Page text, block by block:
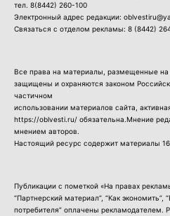
тел. 8(8442) 260-100
Электронный адрес редакции:
Связаться с отделом рекламы: 8 (8442)
Все права на материалы, размещенные на
защищены и охраняются законом
частичном
использовании материалов сайта,
https://oblvesti.ru/ обязательна.Мнение
мнением авторов.
Настоящий ресурс содержит материалы
Публикации с пометкой «На правах
“Партнерский материал”, “Как экономить”,
потребителя” оплачены рекламодателем.